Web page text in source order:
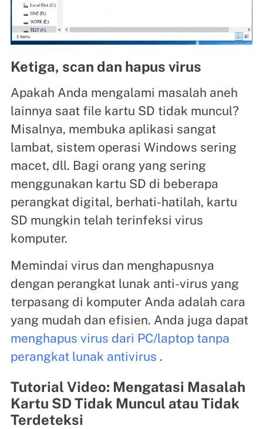
Ketiga, scan dan hapus virus
Apakah Anda mengalami masalah aneh
lainnya saat file kartu SD tidak muncul?
Misalnya, membuka aplikasi sangat
lambat, sistem operasi Windows sering
macet, dll. Bagi orang yang sering
menggunakan kartu SD di beberapa
perangkat digital, berhati-hatilah, kartu
SD mungkin telah terinfeksi virus
komputer.
Memindai virus dan menghapusnya
dengan perangkat lunak anti-virus yang
terpasang di komputer Anda adalah cara
yang mudah dan efisien. Anda juga dapat
menghapus virus dari PC/laptop tanpa
perangkat lunak antivirus .
Tutorial Video: Mengatasi Masalah
Kartu SD Tidak Muncul atau Tidak
Terdeteksi